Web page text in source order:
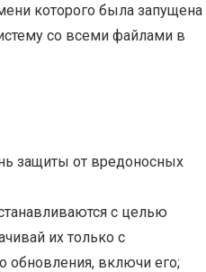
которого была запущена
со всеми файлами в
защиты от вредоносных
с целью
их только с
обновления, включи его;